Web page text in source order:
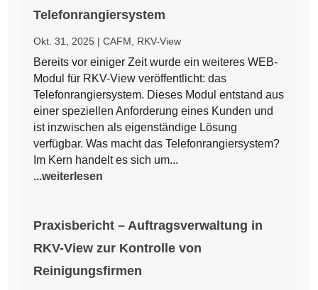
Telefonrangiersystem
Okt. 31, 2025 |CAFM RKV-View
Bereits vor einiger Zeit wurde ein weiteres WEB-
Modul für RKV-View veröffentlicht: das
Telefonrangiersystem. Dieses Modul entstand aus
einer speziellen Anforderung eines Kunden und
ist inzwischen als eigenständige Lösung
verfügbar. Was macht das Telefonrangiersystem?
Im Kern handelt es sich um...
...weiterlesen
Praxisbericht – Auftragsverwaltung in
RKV-View zur Kontrolle von
Reinigungsfirmen